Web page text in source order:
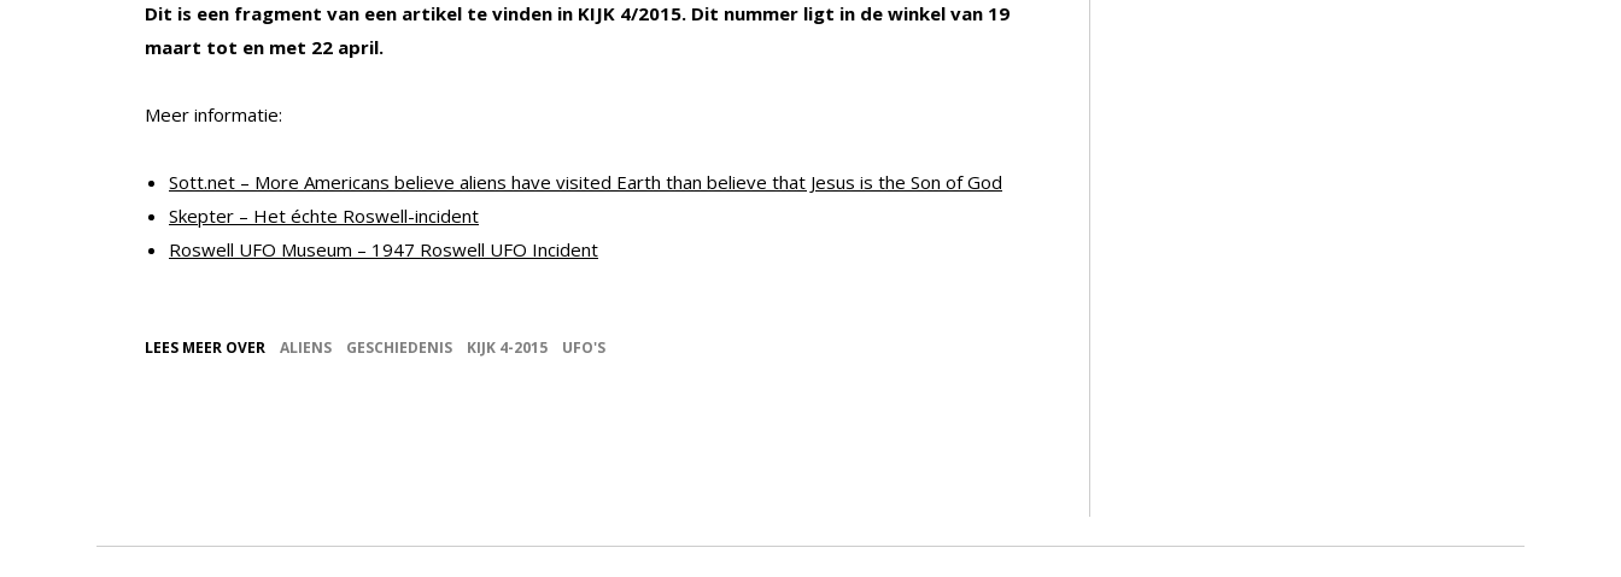
Dit is een fragment van een artikel te vinden in KIJK 4/2015. Dit nummer ligt in de winkel van 19
maart tot en met 22 april.
Meer informatie:
Sott.net – More Americans believe aliens have visited Earth than believe that Jesus is the Son of God
Skepter – Het échte Roswell-incident
Roswell UFO Museum – 1947 Roswell UFO Incident
LEES MEER OVER ALIENS GESCHIEDENIS KIJK 4-2015 UFO'S